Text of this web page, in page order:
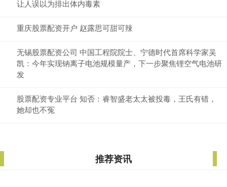
让人误以为排出体内毒素
重庆股票配资开户 赵露思可甜可辣
无锡股票配资公司 中国工程院院士、宁德时代首席科学家吴
凯：今年实现钠离子电池规模量产，下一步聚焦锂空气电池研
发
股票配资专业平台 知否：睿智盛老太太被投毒，王氏有错，
她却也不冤
推荐资讯